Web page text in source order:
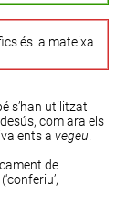
és la mateixa
s’han utilitzat
com ara els
a vegeu.
de
(‘conferiu’,